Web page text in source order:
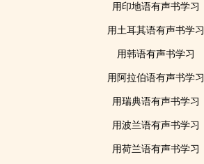
用印地语有声书学习
用土耳其语有声书学习
用韩语有声书学习
用阿拉伯语有声书学习
用瑞典语有声书学习
用波兰语有声书学习
用荷兰语有声书学习